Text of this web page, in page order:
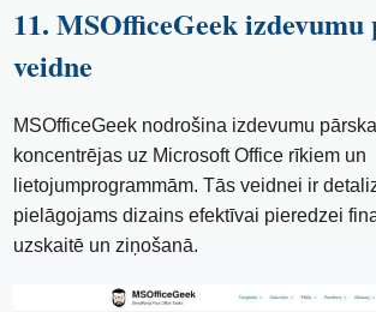
11. MSOfficeGeek izdevumu
veidne
MSOfficeGeek nodrošina izdevumu
koncentrējas uz Microsoft Office rīkiem un
lietojumprogrammām. Tās veidnei ir
pielāgojams dizains efektīvai pieredzei
uzskaitē un ziņošanā.